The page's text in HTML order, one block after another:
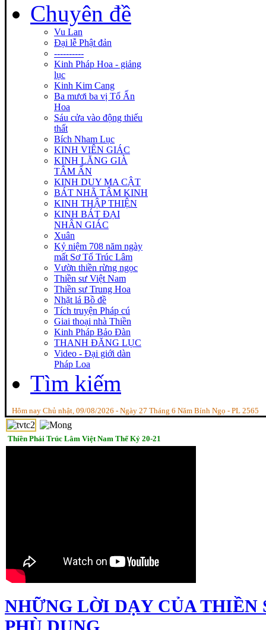
Chuyên đề
Vu Lan
Đại lễ Phật đản
----------
Kinh Pháp Hoa - giảng
lục
Kinh Kim Cang
Ba mươi ba vị Tổ Ấn
Hoa
Sáu cửa vào động thiếu
thất
Bích Nham Lục
KINH VIÊN GIÁC
KINH LĂNG GIÀ
TÂM ẤN
KINH DUY MA CẬT
BÁT NHÃ TÂM KINH
KINH THẬP THIỆN
KINH BÁT ĐẠI
NHÂN GIÁC
Xuân
Kỷ niệm 708 năm ngày
mất Sơ Tổ Trúc Lâm
Vườn thiền rừng ngọc
Thiền sư Việt Nam
Thiền sư Trung Hoa
Nhặt lá Bồ đề
Tích truyện Pháp cú
Giai thoại nhà Thiền
Kinh Pháp Bảo Đàn
THANH ĐĂNG LỤC
Video - Đại giới dàn
Pháp Loa
Tìm kiếm
Hôm nay Chủ nhật, 09/08/2026 - Ngày 27 Tháng 6 Năm Bính Ngọ - PL 2565
Thiền Phái Trúc Lâm Việt Nam Thế Kỷ 20-21
NHỮNG LỜI DẠY CỦA